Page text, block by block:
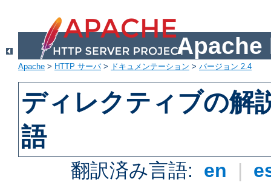
Apache
Apache > HTTP サーバ> ドキュメンテーション > バージョン 2.4
ディレクティブの解
語
翻訳済み言語: en |